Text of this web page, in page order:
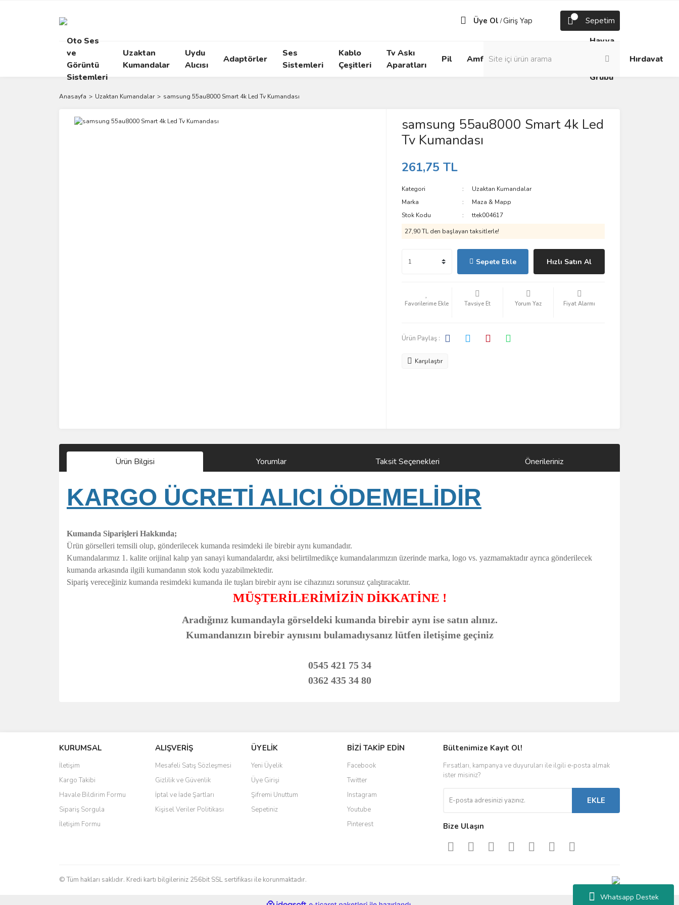
Whatsapp Destek
Üye Ol /Giriş Yap Sepetim
Oto Ses
ve
Görüntü
Sistemleri
Uzaktan
Kumandalar
Uydu
Alıcısı
Adaptörler
Ses
Sistemleri
Kablo
Çeşitleri
Tv Askı
Aparatları
Pil Amfi
Box
Prizler
Havya
Lehim
Grubu
Hırdavat
Anasayfa Uzaktan Kumandalar samsung 55au8000 Smart 4k Led Tv Kumandası
samsung 55au8000 Smart 4k Led
Tv Kumandası
261,75 TL
Kategori
Uzaktan Kumandalar
Marka
Maza & Mapp
Stok Kodu
ttek004617
27,90 TL den başlayan taksitlerle!
Sepete Ekle Hızlı Satın Al
Tavsiye Et Yorum Yaz Fiyat Alarmı
Ürün Paylaş :
Karşılaştır
Ürün Bilgisi Yorumlar Taksit Seçenekleri Önerileriniz
KARGO ÜCRETİ ALICI ÖDEMELİDİR
Kumanda Siparişleri Hakkında;
Ürün görselleri temsili olup, gönderilecek kumanda resimdeki ile birebir aynı kumandadır.
Kumandalarımız 1. kalite orijinal kalıp yan sanayi kumandalardır, aksi belirtilmedikçe kumandalarımızın üzerinde marka, logo vs. yazmamaktadır ayrıca gönderilecek
kumanda arkasında ilgili kumandanın stok kodu yazabilmektedir.
Sipariş vereceğiniz kumanda resimdeki kumanda ile tuşları birebir aynı ise cihazınızı sorunsuz çalıştıracaktır.
MÜŞTERİLERİMİZİN DİKKATİNE !
Aradığınız kumandayla görseldeki kumanda birebir aynı ise satın alınız.
Kumandanızın birebir aynısını bulamadıysanız lütfen iletişime geçiniz
0545 421 75 34
0362 435 34 80
Ürün resmi kalitesiz, bozuk veya görüntülenemiyor.
Ürün açıklamasında eksik bilgiler bulunuyor.
Ürün bilgilerinde hatalar bulunuyor.
Ürün fiyatı diğer sitelerden daha pahalı.
Bu ürüne benzer farklı alternatifler olmalı.
KURUMSAL
İletişim
Kargo Takibi
Havale Bildirim Formu
Sipariş Sorgula
İletişim Formu
ALIŞVERİŞ
Mesafeli Satış Sözleşmesi
Gizlilik ve Güvenlik
İptal ve İade Şartları
Kişisel Veriler Politikası
ÜYELİK
Yeni Üyelik
Üye Girişi
Şifremi Unuttum
Sepetiniz
BİZİ TAKİP EDİN
Facebook
Twitter
Instagram
Youtube
Pinterest
Bültenimize Kayıt Ol!
Fırsatları, kampanya ve duyuruları ile ilgili e-posta almak
ister misiniz?
EKLE
Bize Ulaşın
© Tüm hakları saklıdır. Kredi kartı bilgileriniz 256bit SSL sertifikası ile korunmaktadır.